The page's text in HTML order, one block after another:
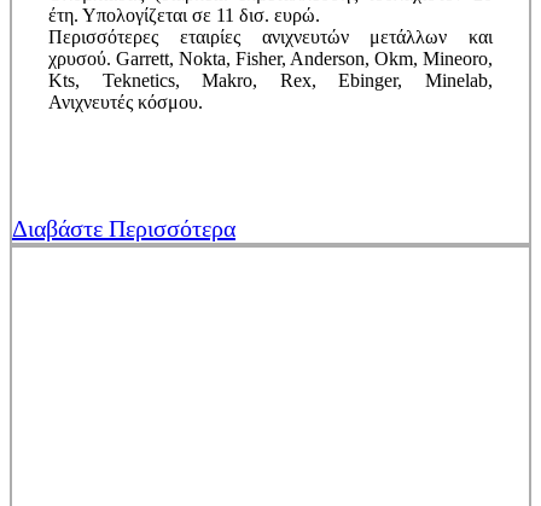
έτη. Υπολογίζεται σε 11 δισ. ευρώ.
Περισσότερες εταιρίες ανιχνευτών μετάλλων και
χρυσού. Garrett, Nokta, Fisher, Anderson, Okm, Mineoro,
Kts, Teknetics, Makro, Rex, Ebinger, Minelab,
Ανιχνευτές κόσμου.
Διαβάστε Περισσότερα